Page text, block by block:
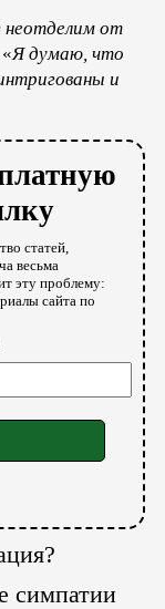
неотделим от
Я думаю, что
и
статей,
весьма
эту проблему:
сайта по
симпатии